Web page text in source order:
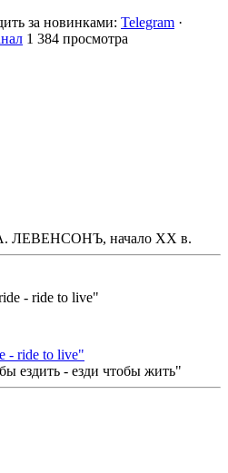
за новинками: Telegram ·
1 384 просмотра
ЛЕВЕНСОНЪ, начало ХХ в.
- ride to live"
ездить - езди чтобы жить"